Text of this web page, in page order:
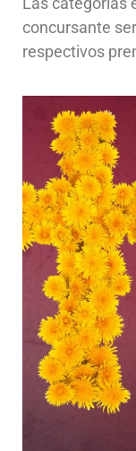
concursante
respectivos